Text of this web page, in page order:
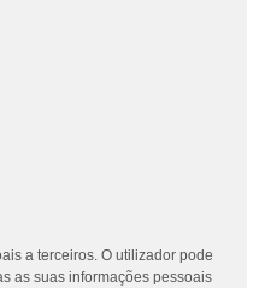
a terceiros. O utilizador pode
as suas informações pessoais